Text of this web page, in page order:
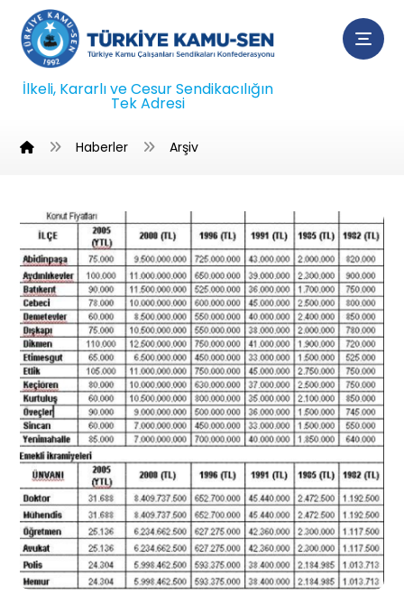
İlkeli, Kararlı ve Cesur Sendikacılığın
Tek Adresi
Haberler Arşiv